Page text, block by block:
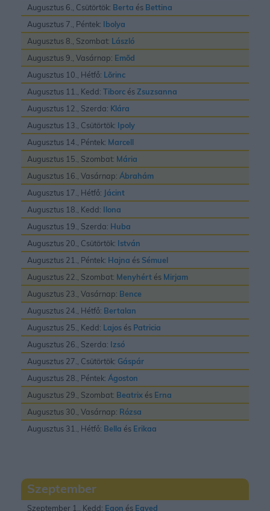
Augusztus 6., Csütörtök: Berta és Bettina
Augusztus 7., Péntek: Ibolya
Augusztus 8., Szombat: László
Augusztus 9., Vasárnap: Emõd
Augusztus 10., Hétfő: Lõrinc
Augusztus 11., Kedd: Tiborc ésZsuzsanna
Augusztus 12., Szerda: Klára
Augusztus 13., Csütörtök: Ipoly
Augusztus 14., Péntek: Marcell
Augusztus 15., Szombat: Mária
Augusztus 16., Vasárnap: Ábrahám
Augusztus 17., Hétfő: Jácint
Augusztus 18., Kedd: Ilona
Augusztus 19., Szerda: Huba
Augusztus 20., Csütörtök: István
Augusztus 21., Péntek: Hajna és Sémuel
Augusztus 22., Szombat: Menyhért és Mirjam
Augusztus 23., Vasárnap: Bence
Augusztus 24., Hétfő: Bertalan
Augusztus 25., Kedd: Lajos és Patricia
Augusztus 26., Szerda: Izsó
Augusztus 27., Csütörtök: Gáspár
Augusztus 28., Péntek: Ágoston
Augusztus 29., Szombat: Beatrix és Erna
Augusztus 30., Vasárnap: Rózsa
Augusztus 31., Hétfő: Bella és Erikaa
Szeptember
Szeptember 1., Kedd: Egon és Egyed